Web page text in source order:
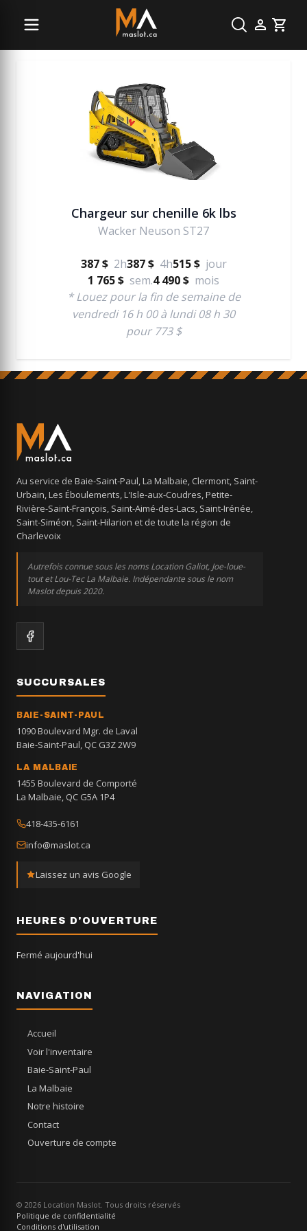
Cart
Excavation
Chargeur sur chenille 6k lbs
Wacker Neuson ST27
387 $ 2h387 $ 4h515 $ jour
1 765 $ sem.4 490 $ mois
* Louez pour la fin de semaine de
vendredi 16 h 00 à lundi 08 h 30
pour 773 $
Au service de Baie-Saint-Paul, La Malbaie, Clermont, Saint-
Urbain, Les Éboulements, L'Isle-aux-Coudres, Petite-
Rivière-Saint-François, Saint-Aimé-des-Lacs, Saint-Irénée,
Saint-Siméon, Saint-Hilarion et de toute la région de
Charlevoix
Autrefois connue sous les noms Location Galiot, Joe-loue-
tout et Lou-Tec La Malbaie. Indépendante sous le nom
Maslot depuis 2020.
SUCCURSALES
BAIE-SAINT-PAUL
1090 Boulevard Mgr. de Laval
Baie-Saint-Paul, QC G3Z 2W9
LA MALBAIE
1455 Boulevard de Comporté
La Malbaie, QC G5A 1P4
418-435-6161
info@maslot.ca
Laissez un avis Google
HEURES D'OUVERTURE
Fermé aujourd'hui
NAVIGATION
Accueil
Voir l'inventaire
Baie-Saint-Paul
La Malbaie
Notre histoire
Contact
Ouverture de compte
© 2026 Location Maslot. Tous droits réservés
Politique de confidentialité
Conditions d'utilisation